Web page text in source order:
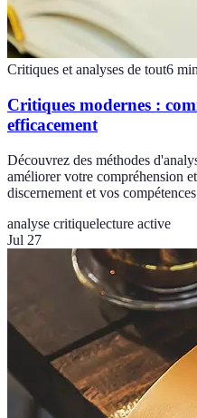
Critiques et analyses de tout6 min
Critiques modernes :
efficacement
Découvrez des méthodes
améliorer votre compréhension
discernement et vos
analyse critiquelecture active
Jul 27